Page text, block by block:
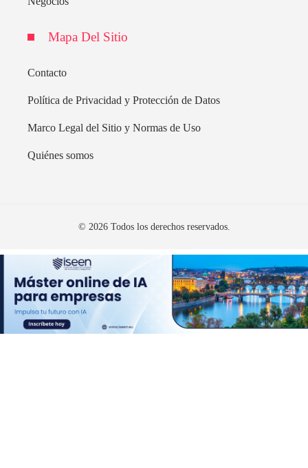
Mapa Del Sitio
Contacto
Política de Privacidad y Protección de Datos
Marco Legal del Sitio y Normas de Uso
Quiénes somos
© 2026 Todos los derechos reservados.